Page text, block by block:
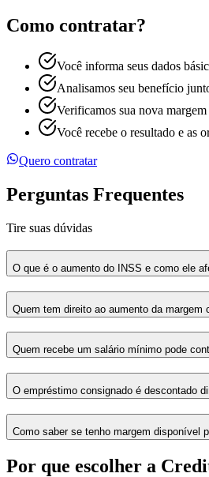
Como contratar?
Você informa seus dados
Analisamos seu benefício
Verificamos sua nova
Você recebe o resultado e as
Quero contratar
Perguntas Frequentes
Tire suas dúvidas
O que é o aumento do INSS e como ele
Quem tem direito ao aumento da margem
Quem recebe um salário mínimo pode
O empréstimo consignado é descontado
Como saber se tenho margem disponível
Por que escolher a